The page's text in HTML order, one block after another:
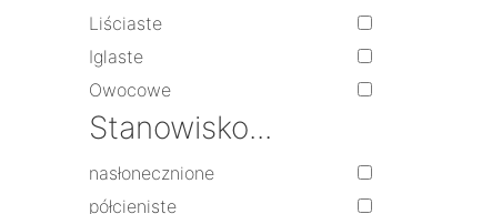
Liściaste
Iglaste
Owocowe
Stanowisko...
nasłonecznione
półcieniste